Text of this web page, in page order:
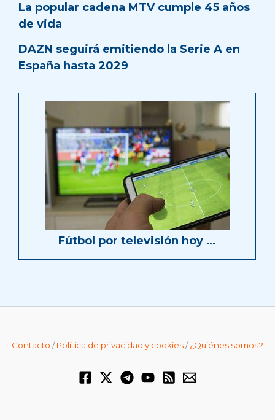
La popular cadena MTV cumple 45 años
de vida
DAZN seguirá emitiendo la Serie A en
España hasta 2029
Fútbol por televisión hoy …
Contacto /Política de privacidad y cookies/¿Quiénes somos?